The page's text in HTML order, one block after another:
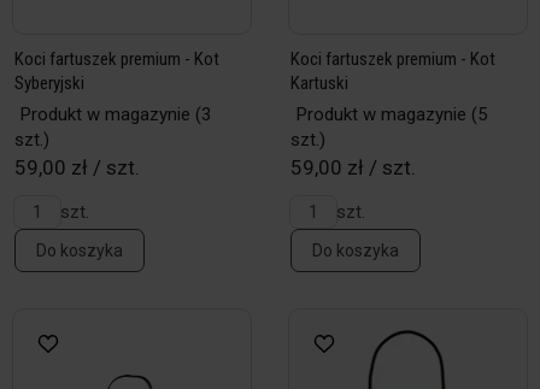
Koci fartuszek premium - Kot
Syberyjski
Produkt w magazynie (3
szt.)
59,00 zł / szt.
szt.
Do koszyka
Koci fartuszek premium - Kot
Kartuski
Produkt w magazynie (5
szt.)
59,00 zł / szt.
szt.
Do koszyka